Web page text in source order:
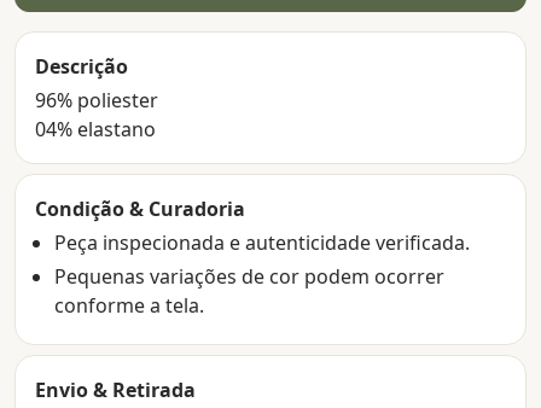
Descrição
96% poliester
04% elastano
Condição & Curadoria
Peça inspecionada e autenticidade verificada.
Pequenas variações de cor podem ocorrer
conforme a tela.
Envio & Retirada